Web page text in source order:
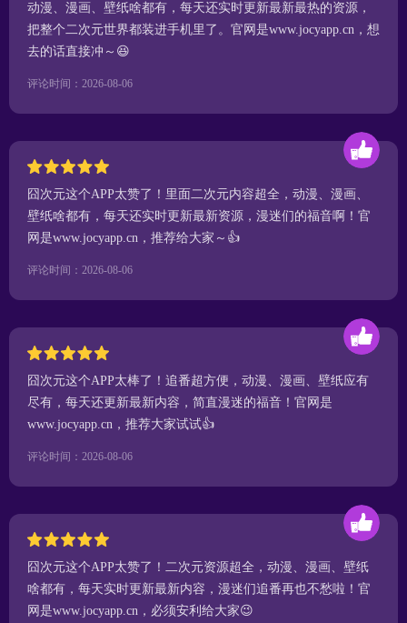
动漫、漫画、壁纸啥都有，每天还实时更新最新最热的资源，
把整个二次元世界都装进手机里了。官网是www.jocyapp.cn，想
去的话直接冲～😆
评论时间：2026-08-06
囧次元这个APP太赞了！里面二次元内容超全，动漫、漫画、
壁纸啥都有，每天还实时更新最新资源，漫迷们的福音啊！官
网是www.jocyapp.cn，推荐给大家～👍
评论时间：2026-08-06
囧次元这个APP太棒了！追番超方便，动漫、漫画、壁纸应有
尽有，每天还更新最新内容，简直漫迷的福音！官网是
www.jocyapp.cn，推荐大家试试👍
评论时间：2026-08-06
囧次元这个APP太赞了！二次元资源超全，动漫、漫画、壁纸
啥都有，每天实时更新最新内容，漫迷们追番再也不愁啦！官
网是www.jocyapp.cn，必须安利给大家😉